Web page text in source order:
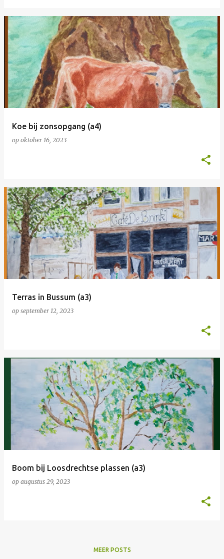
Koe bij zonsopgang (a4)
op oktober 16, 2023
Terras in Bussum (a3)
op september 12, 2023
Boom bij Loosdrechtse plassen (a3)
op augustus 29, 2023
MEER POSTS